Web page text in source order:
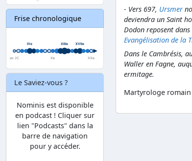
Frise chronologique
Le Saviez-vous ?
Nominis est disponible
en podcast ! Cliquer sur
lien "Podcasts" dans la
barre de navigation
pour y accéder.
- Vers 697, Ursmer
deviendra un Saint
Dodon reposent
Evangélisation de la
Dans le Cambrésis,
Waller en Fagne,
ermitage.
Martyrologe romain